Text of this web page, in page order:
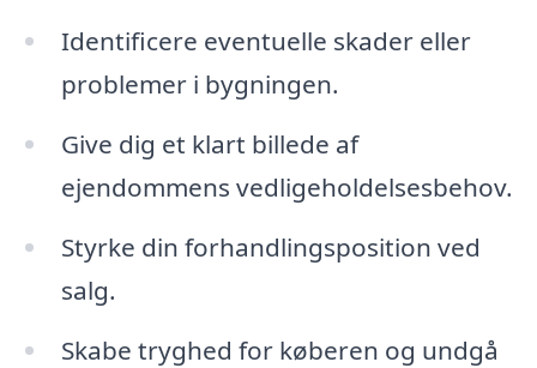
Identificere eventuelle skader eller
problemer i bygningen.
Give dig et klart billede af
ejendommens vedligeholdelsesbehov.
Styrke din forhandlingsposition ved
salg.
Skabe tryghed for køberen og undgå